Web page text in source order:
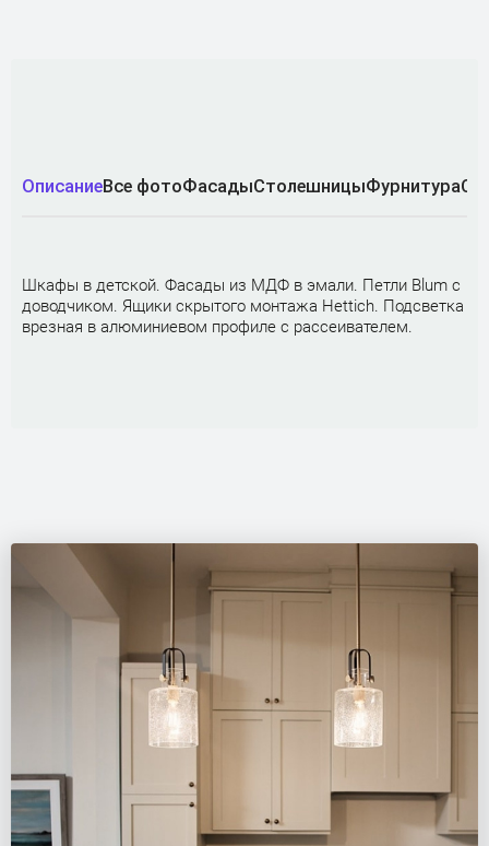
ОписаниеВсе фотоФасадыСтолешницыФурнитура
Шкафы в детской. Фасады из МДФ в эмали. Петли Blum с
доводчиком. Ящики скрытого монтажа Hettich. Подсветка
врезная в алюминиевом профиле с рассеивателем.